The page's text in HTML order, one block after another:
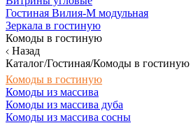
Гостиная Вилия-М модульная
Зеркала в гостиную
Комоды в гостиную
Назад
Каталог/Гостиная/Комоды в гостиную
Комоды в гостиную
Комоды из массива
Комоды из массива дуба
Комоды из массива сосны